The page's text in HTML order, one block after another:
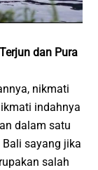
dan Pura
nikmati
indahnya
dalam satu
sayang jika
salah